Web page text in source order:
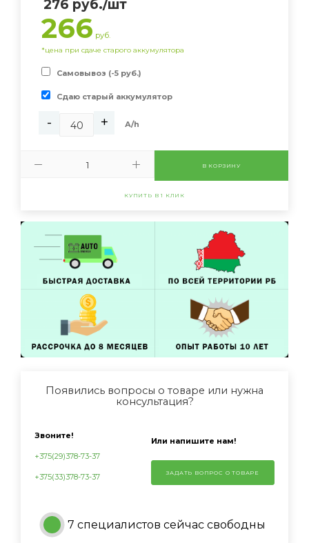
276 руб./шт
266 руб.
*цена при сдаче старого аккумулятора
Самовывоз (-5 руб.)
Сдаю старый аккумулятор
- + А/h
В КОРЗИНУ
КУПИТЬ В 1 КЛИК
Появились вопросы о товаре или нужна
консультация?
Звоните!
+375(29)378-73-37
+375(33)378-73-37
Или напишите нам!
ЗАДАТЬ ВОПРОС О ТОВАРЕ
7 специалистов сейчас свободны